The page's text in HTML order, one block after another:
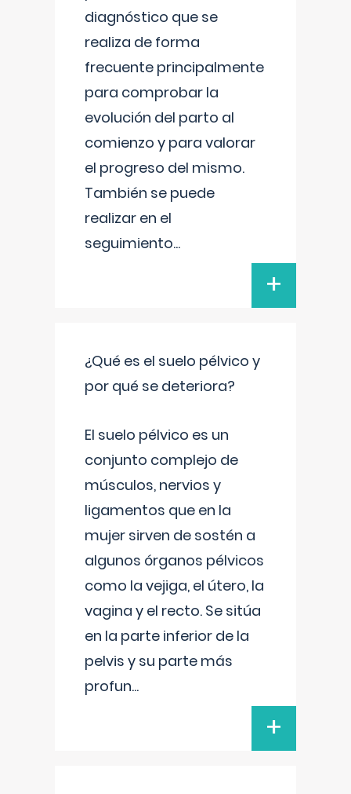
diagnóstico que se
realiza de forma
frecuente principalmente
para comprobar la
evolución del parto al
comienzo y para valorar
el progreso del mismo.
También se puede
realizar en el
seguimiento...
+
¿Qué es el suelo pélvico y
por qué se deteriora?
El suelo pélvico es un
conjunto complejo de
músculos, nervios y
ligamentos que en la
mujer sirven de sostén a
algunos órganos pélvicos
como la vejiga, el útero, la
vagina y el recto. Se sitúa
en la parte inferior de la
pelvis y su parte más
profun...
+